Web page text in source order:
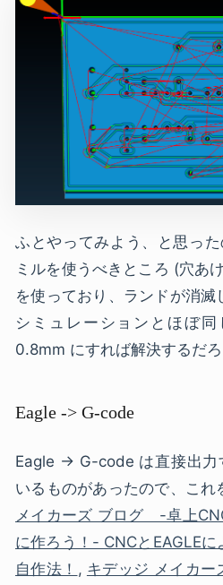
ふとやってみよう、と思っ
ミルを使うべきところ (穴あ
を使っており、ランドが消
シミュレーションとほぼ同
0.8mm にすれば解決するだろ
Eagle -> G-code
Eagle -> G-code は直接出
いるものがあったので、これ
メイカーズ ブログ -卓上
に作ろう！- CNCとEAGLE
自作法！ , キデッジ メイカ